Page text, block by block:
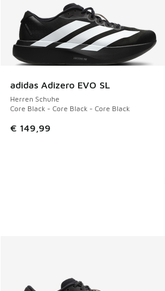
adidas Adizero EVO SL
Herren Schuhe
Core Black - Core Black - Core Black
€ 149,99